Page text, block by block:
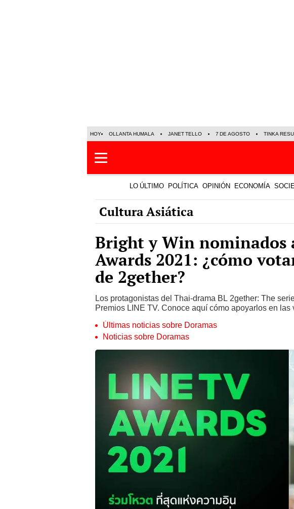
HOY OLLANTA HUMALA JANET TELLO 7 DE AGOSTO TINKA
LO ÚLTIMO POLÍTICA OPINIÓN ECONOMÍA
Cultura Asiática
Bright y Win nominados
Awards 2021: ¿cómo
de 2gether?
Los protagonistas del Thai-drama BL 2gether: The
Premios LINE TV. Conoce aquí cómo apoyarlos en las
Últimas noticias sobre Doramas
Noticias sobre Doramas